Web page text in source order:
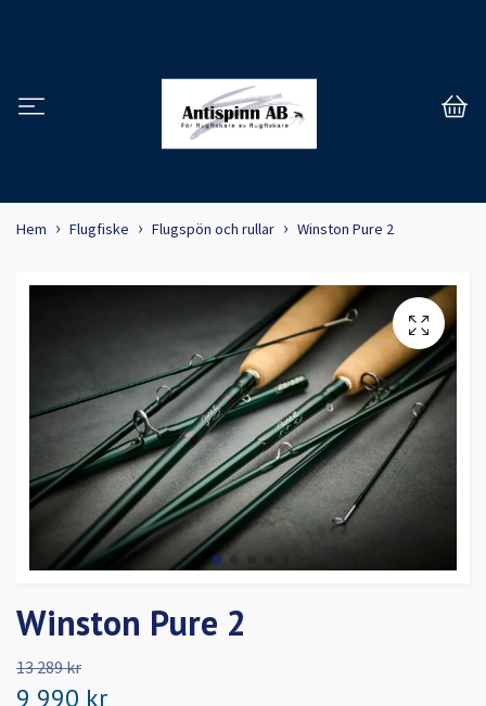
Hem Flugfiske Flugspön och rullar Winston Pure 2
Winston Pure 2
13 289 kr
9 990 kr